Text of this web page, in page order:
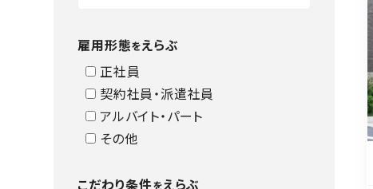
雇用形態をえらぶ
正社員
契約社員・派遣社員
アルバイト・パート
その他
こだわり条件をえらぶ